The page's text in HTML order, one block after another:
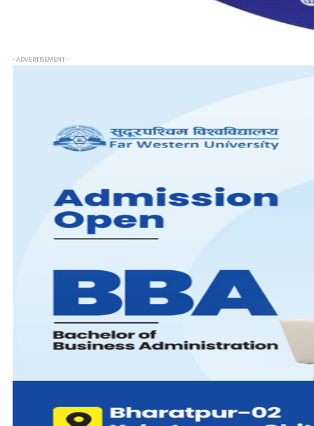
- ADVERTISEMENT -